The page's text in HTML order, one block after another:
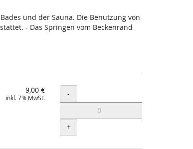
und der Sauna. Die Benutzung von
- Das Springen vom Beckenrand
9,00 €
inkl. 7% MwSt. Menge
-
+